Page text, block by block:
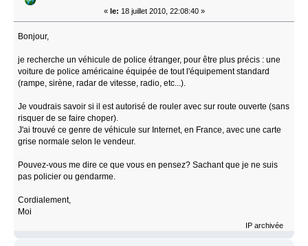
« le: 18 juillet 2010, 22:08:40 »
Bonjour,
je recherche un véhicule de police étranger, pour être plus précis : une
voiture de police américaine équipée de tout l'équipement standard
(rampe, sirène, radar de vitesse, radio, etc...).
Je voudrais savoir si il est autorisé de rouler avec sur route ouverte (sans
risquer de se faire choper).
J'ai trouvé ce genre de véhicule sur Internet, en France, avec une carte
grise normale selon le vendeur.
Pouvez-vous me dire ce que vous en pensez? Sachant que je ne suis
pas policier ou gendarme.
Cordialement,
Moi
IP archivée